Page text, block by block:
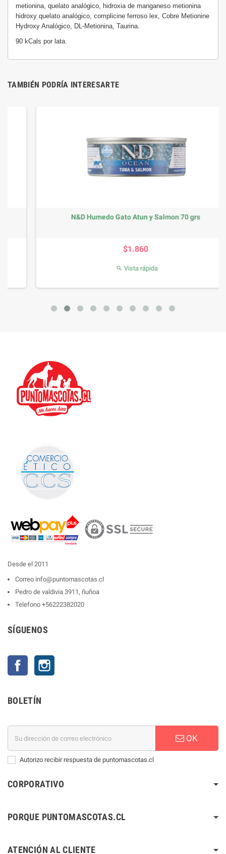
metionina, quelato analógico, hidroxia de manganeso metionina
hidroxy quelato analógico, complicine ferroso lex, Cobre Metionine
Hydroxy Analógico, DL-Metionina, Taurina.
90 kCals por lata.
TAMBIÉN PODRÍA INTERESARTE
N&D Humedo Gato Atun y Salmon 70 grs
$1.860
Vista rápida
Desde el 2011
Correo info@puntomascotas.cl
Pedro de valdivia 3911, ñuñoa
Telefono +56222382020
SÍGUENOS
Facebook
BOLETÍN
OK
Autorizo recibir respuesta de puntomascotas.cl
CORPORATIVO
PORQUE PUNTOMASCOTAS.CL
ATENCIÓN AL CLIENTE